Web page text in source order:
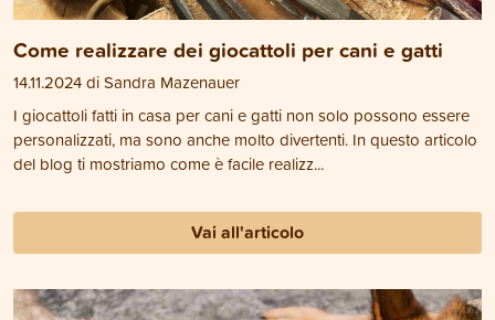
Come realizzare dei giocattoli per cani e gatti
14.11.2024 di Sandra Mazenauer
I giocattoli fatti in casa per cani e gatti non solo possono essere
personalizzati, ma sono anche molto divertenti. In questo articolo
del blog ti mostriamo come è facile realizz...
Vai all'articolo